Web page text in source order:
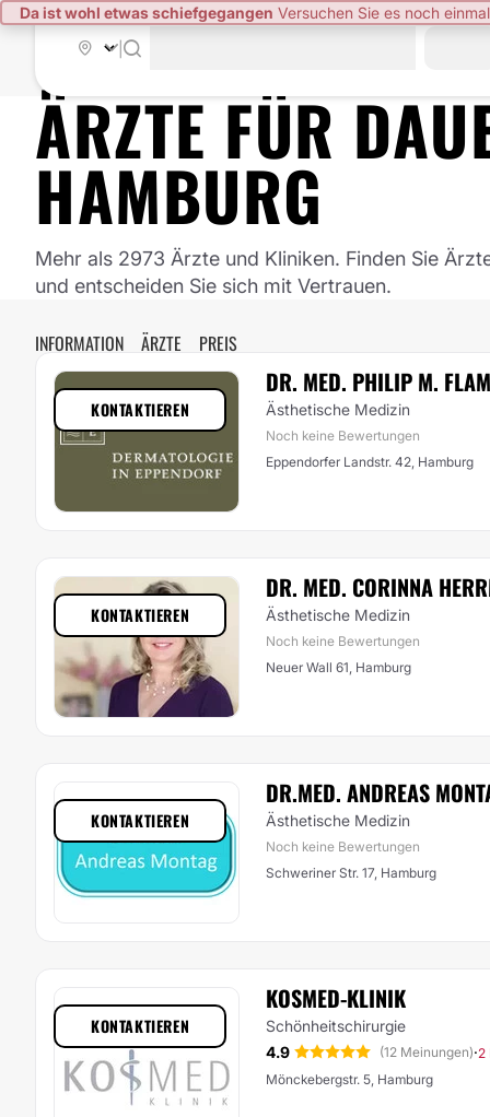
Da ist wohl etwas schiefgegangen Versuchen Sie es noch einmal
ÄRZTE FÜR
HAMBURG
Mehr als 2973 Ärzte und Kliniken. Finden Sie
und entscheiden Sie sich mit Vertrauen.
INFORMATION ÄRZTE PREIS
DR. MED. PHILIP M.
Ästhetische Medizin
Noch keine Bewertungen
Eppendorfer Landstr. 42, Hamburg
KONTAKTIEREN
DR. MED. CORINNA
Ästhetische Medizin
Noch keine Bewertungen
Neuer Wall 61, Hamburg
KONTAKTIEREN
DR.MED. ANDREAS
Ästhetische Medizin
Noch keine Bewertungen
Schweriner Str. 17, Hamburg
KONTAKTIEREN
KOSMED-KLINIK
Schönheitschirurgie
4.9
(12 Meinungen)·2
Mönckebergstr. 5, Hamburg
KONTAKTIEREN